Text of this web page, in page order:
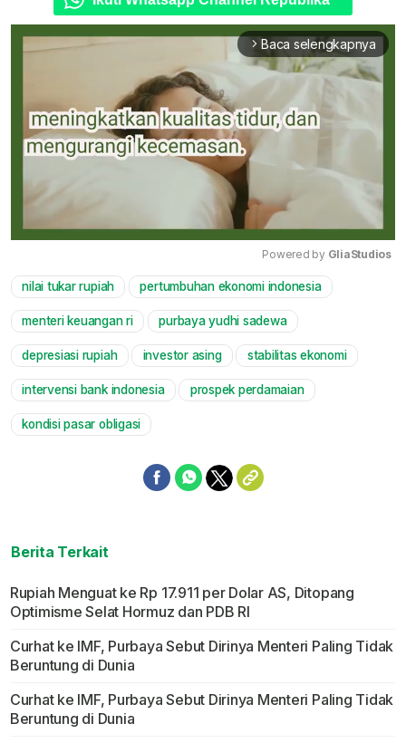
arrow_forward_ios Baca selengkapnya
Mute
Powered by GliaStudios
nilai tukar rupiah pertumbuhan ekonomi indonesia
menteri keuangan ri purbaya yudhi sadewa
depresiasi rupiah investor asing stabilitas ekonomi
intervensi bank indonesia prospek perdamaian
kondisi pasar obligasi
Berita Terkait
Rupiah Menguat ke Rp 17.911 per Dolar AS, Ditopang
Optimisme Selat Hormuz dan PDB RI
Curhat ke IMF, Purbaya Sebut Dirinya Menteri Paling Tidak
Beruntung di Dunia
Curhat ke IMF, Purbaya Sebut Dirinya Menteri Paling Tidak
Beruntung di Dunia